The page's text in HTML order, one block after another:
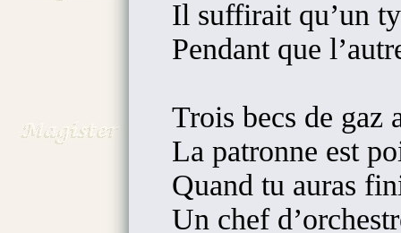
Il suffirait qu’un
Pendant que
Trois becs de gaz
La patronne est
Quand tu auras
Un chef